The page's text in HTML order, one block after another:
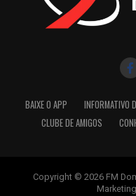
BAIXE O APP INFORMATIVO
CLUBE DE AMIGOS
Copyright © 2026 FM